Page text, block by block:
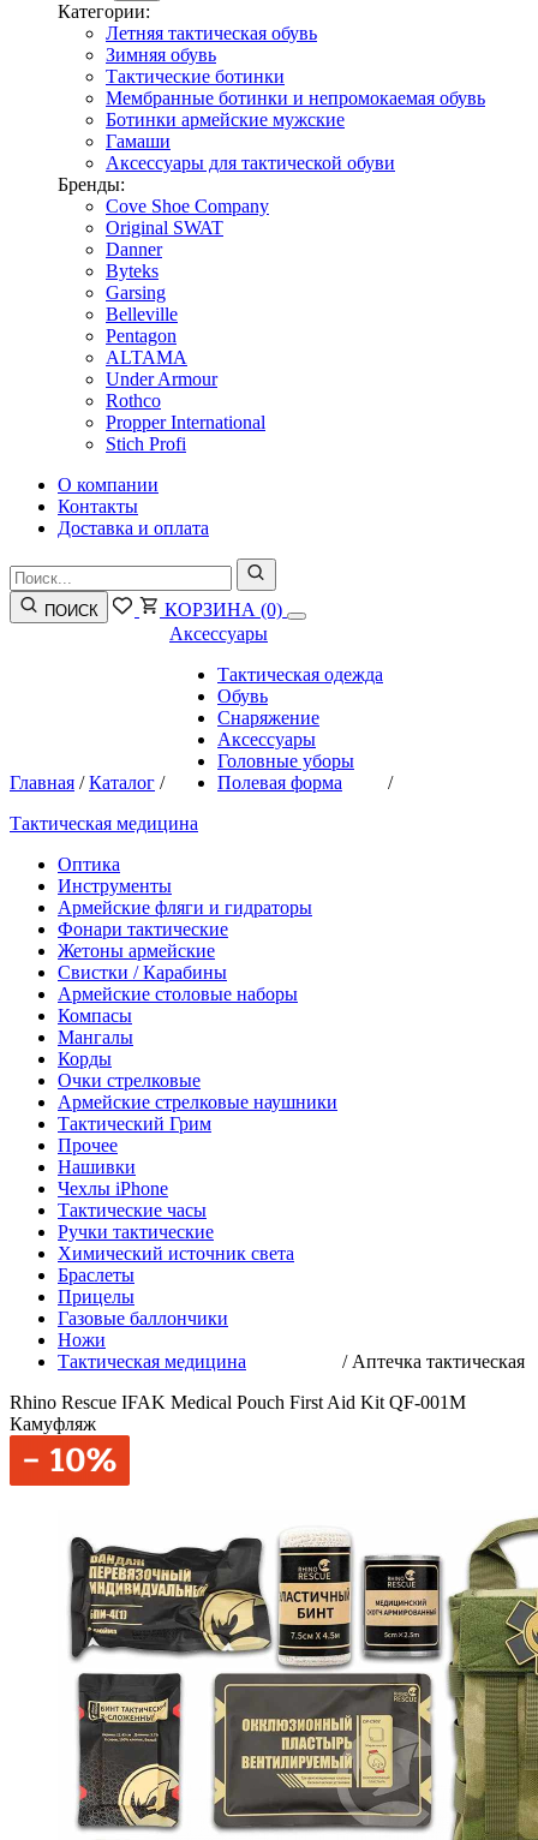
Категории:
Летняя тактическая обувь
Зимняя обувь
Тактические ботинки
Мембранные ботинки и непромокаемая обувь
Ботинки армейские мужские
Гамаши
Аксессуары для тактической обуви
Бренды:
Cove Shoe Company
Original SWAT
Danner
Byteks
Garsing
Belleville
Pentagon
ALTAMA
Under Armour
Rothco
Propper International
Stich Profi
О компании
Контакты
Доставка и оплата
ПОИСК КОРЗИНА (0)
Главная /Каталог /
Аксессуары
Тактическая одежда
Обувь
Снаряжение
Аксессуары
Головные уборы
Полевая форма
/
Тактическая медицина
Оптика
Инструменты
Армейские фляги и гидраторы
Фонари тактические
Жетоны армейские
Свистки / Карабины
Армейские столовые наборы
Компасы
Мангалы
Корды
Очки стрелковые
Армейские стрелковые наушники
Тактический Грим
Прочее
Нашивки
Чехлы iPhone
Тактические часы
Ручки тактические
Химический источник света
Браслеты
Прицелы
Газовые баллончики
Ножи
Тактическая медицина
/ Аптечка тактическая
Rhino Rescue IFAK Medical Pouch First Aid Kit QF-001M
Камуфляж